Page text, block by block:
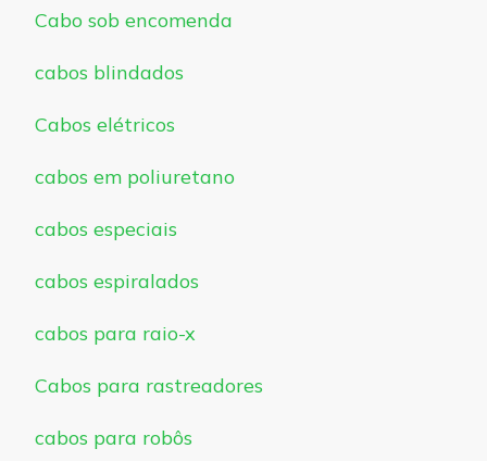
Cabo sob encomenda
cabos blindados
Cabos elétricos
cabos em poliuretano
cabos especiais
cabos espiralados
cabos para raio-x
Cabos para rastreadores
cabos para robôs